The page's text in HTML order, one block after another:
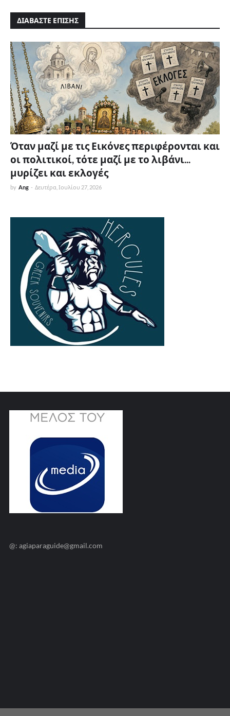
ΔΙΑΒΑΣΤΕ ΕΠΙΣΗΣ
Όταν μαζί με τις Εικόνες περιφέρονται και
οι πολιτικοί, τότε μαζί με το λιβάνι...
μυρίζει και εκλογές
by Ang - Δευτέρα, Ιουλίου 27, 2026
@: agiaparaguide@gmail.com